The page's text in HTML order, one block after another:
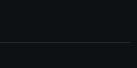
personali.